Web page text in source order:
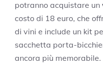
potranno acquistare un
costo di 18 euro, che
di vini e include un kit
sacchetta porta-
ancora più memorabile.